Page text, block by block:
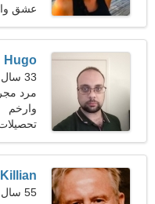
عشق
Hugo
33 سال, ثور
28
وارخم
Killian
55 سال, جوزا